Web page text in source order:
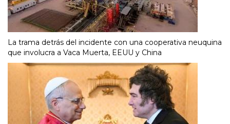
La trama detrás del incidente con una cooperativa neuquina
que involucra a Vaca Muerta, EEUU y China